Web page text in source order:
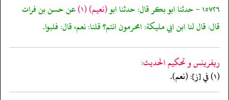
١٥٧٢٦ - حدثنا ابو بكر قال: حدثنا ابو (نعيم)(١) عن حسن بن فرات
قال: قال لنا ابن ابي مليكة: امحرمون انتم؟ قلنا: نعم، قال: فلبوا.
ريفرينس و تحكيم الحدیث:
(١) في [ز]: (نعم).